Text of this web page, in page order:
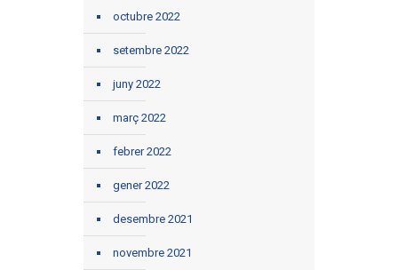
octubre 2022
setembre 2022
juny 2022
març 2022
febrer 2022
gener 2022
desembre 2021
novembre 2021